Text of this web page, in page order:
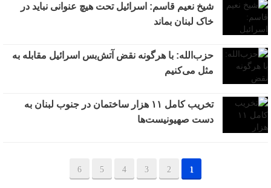
شیخ نعیم قاسم: اسرائیل تحت هیچ عنوانی نباید در
خاک لبنان بماند
حزب‌الله: با هرگونه نقض آتش‌بس اسرائیل مقابله به
مثل می‌کنیم
تخریب کامل ۱۱ هزار ساختمان در جنوب لبنان به
دست صهیونیست‌ها
1
2
3
4
5
6